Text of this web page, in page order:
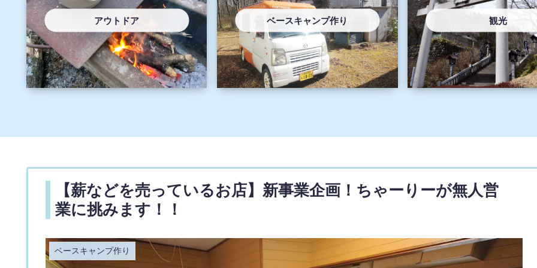
アウトドア ベースキャンプ作り 観光
【薪などを売っているお店】新事業企画！ちゃーりーが無人営
業に挑みます！！
ベースキャンプ作り